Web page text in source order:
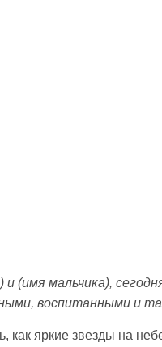
и (имя мальчика),
воспитанными и
как яркие звезды на